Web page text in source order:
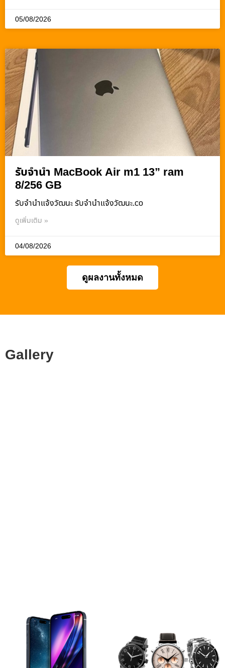
05/08/2026
รับจำนำ MacBook Air m1 13” ram
8/256 GB
รับจํานําแจ้งวัฒนะ รับจํานําแจ้งวัฒนะ.co
ดูเพิ่มเติม »
04/08/2026
ดูผลงานทั้งหมด
Gallery